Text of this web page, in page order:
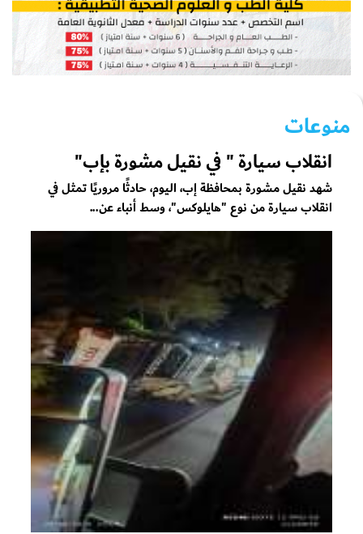
منوعات
انقلاب سيارة " في نقيل مشورة بإب"
شهد نقيل مشورة بمحافظة إب، اليوم، حادثًا مروريًا تمثل في
انقلاب سيارة من نوع "هايلوكس"، وسط أنباء عن...